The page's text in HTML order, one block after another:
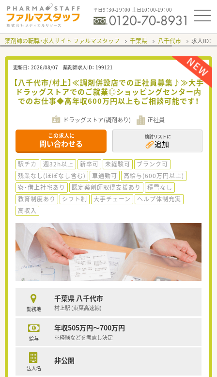
平日9：30-19：00 土日10：00-19：00
薬剤師の転職・求人サイト ファルマスタッフ 千葉県 八千代市 求人ID：
更新日： 2026/08/07 薬剤師求人ID： 199121
【八千代市/村上】≪調剤併設店での正社員募集♪≫大手
ドラッグストアでのご就業◎ショッピングセンター内
でのお仕事◆高年収600万円以上もご相談可能です！
ドラッグストア(調剤あり) 正社員
この求人に
問い合わせる
検討リストに
追加
駅チカ 週32h以上 新卒可 未経験可
ブランク可
残業なし(ほぼなし含む)
車通勤可
高給与(600万円以上)
寮・借上社宅あり
認定薬剤師取得支援あり
積雪なし
教育制度あり
シフト制 大手チェーン
ヘルプ体制充実
高収入
勤務地
千葉県 八千代市
村上駅 (東葉高速線)
給与
年収505万円～700万円
※経験などを考慮し決定
法人名
非公開